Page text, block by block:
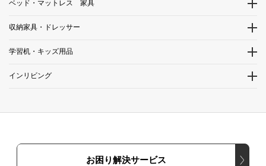
ベッド・マットレス 家具
収納家具・ドレッサー
学習机・キッズ用品
インリビング
お困り解決サービス